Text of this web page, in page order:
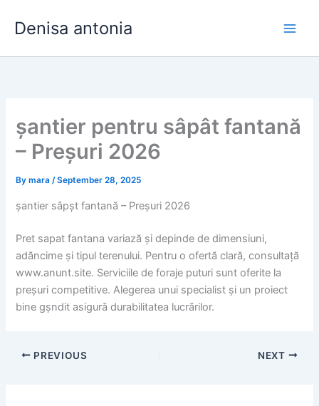
Denisa antonia
șantier pentru sâpât fantană
– Preșuri 2026
Bymara/September 28, 2025
șantier sâpșt fantană – Preșuri 2026
Pret sapat fantana variază și depinde de dimensiuni,
adăncime și tipul terenului. Pentru o ofertă clară, consultață
www.anunt.site. Serviciile de foraje puturi sunt oferite la
preșuri competitive. Alegerea unui specialist și un proiect
bine gșndit asigură durabilitatea lucrărilor.
PREVIOUS NEXT